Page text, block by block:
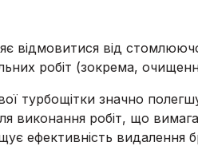
відмовитися від
робіт (зокрема,
турбощітки значно
виконання робіт, що
ефективність